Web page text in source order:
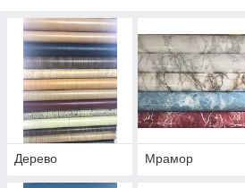
Дерево Мрамор